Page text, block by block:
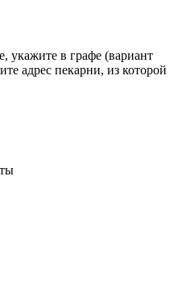
укажите в графе (вариант
адрес пекарни, из которой